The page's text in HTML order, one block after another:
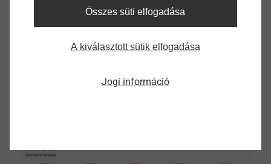
Tudnivalók a behajtási módokról
​​​​​​​A már bemutatott hatlapú behajtók külső- és belső
behajtókhoz képest még jobb erőátvitellel
Összes süti elfogadása
A kiválasztott sütik elfogadása
Jogi információ